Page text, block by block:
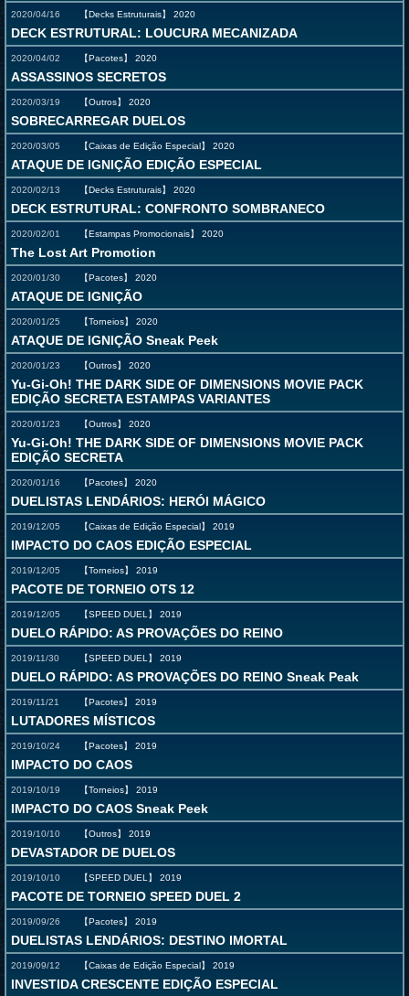
2020/04/16 【Decks Estruturais】 2020
DECK ESTRUTURAL: LOUCURA MECANIZADA
2020/04/02 【Pacotes】 2020
ASSASSINOS SECRETOS
2020/03/19 【Outros】 2020
SOBRECARREGAR DUELOS
2020/03/05 【Caixas de Edição Especial】 2020
ATAQUE DE IGNIÇÃO EDIÇÃO ESPECIAL
2020/02/13 【Decks Estruturais】 2020
DECK ESTRUTURAL: CONFRONTO SOMBRANECO
2020/02/01 【Estampas Promocionais】 2020
The Lost Art Promotion
2020/01/30 【Pacotes】 2020
ATAQUE DE IGNIÇÃO
2020/01/25 【Torneios】 2020
ATAQUE DE IGNIÇÃO Sneak Peek
2020/01/23 【Outros】 2020
Yu-Gi-Oh! THE DARK SIDE OF DIMENSIONS MOVIE PACK
EDIÇÃO SECRETA ESTAMPAS VARIANTES
2020/01/23 【Outros】 2020
Yu-Gi-Oh! THE DARK SIDE OF DIMENSIONS MOVIE PACK
EDIÇÃO SECRETA
2020/01/16 【Pacotes】 2020
DUELISTAS LENDÁRIOS: HERÓI MÁGICO
2019/12/05 【Caixas de Edição Especial】 2019
IMPACTO DO CAOS EDIÇÃO ESPECIAL
2019/12/05 【Torneios】 2019
PACOTE DE TORNEIO OTS 12
2019/12/05 【SPEED DUEL】 2019
DUELO RÁPIDO: AS PROVAÇÕES DO REINO
2019/11/30 【SPEED DUEL】 2019
DUELO RÁPIDO: AS PROVAÇÕES DO REINO Sneak Peak
2019/11/21 【Pacotes】 2019
LUTADORES MÍSTICOS
2019/10/24 【Pacotes】 2019
IMPACTO DO CAOS
2019/10/19 【Torneios】 2019
IMPACTO DO CAOS Sneak Peek
2019/10/10 【Outros】 2019
DEVASTADOR DE DUELOS
2019/10/10 【SPEED DUEL】 2019
PACOTE DE TORNEIO SPEED DUEL 2
2019/09/26 【Pacotes】 2019
DUELISTAS LENDÁRIOS: DESTINO IMORTAL
2019/09/12 【Caixas de Edição Especial】 2019
INVESTIDA CRESCENTE EDIÇÃO ESPECIAL